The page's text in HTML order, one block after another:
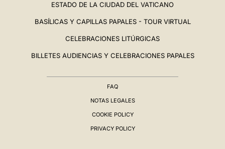
ESTADO DE LA CIUDAD DEL VATICANO
BASÍLICAS Y CAPILLAS PAPALES - TOUR VIRTUAL
CELEBRACIONES LITÚRGICAS
BILLETES AUDIENCIAS Y CELEBRACIONES PAPALES
FAQ
NOTAS LEGALES
COOKIE POLICY
PRIVACY POLICY